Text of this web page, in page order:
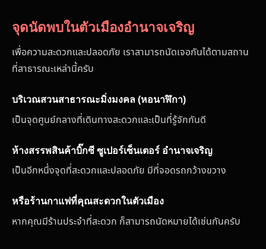
จุดนัดพบในตัวเมืองอำนาจเจริญ
เพื่อความสะดวกและปลอดภัย เราสามารถนัดเจอกันได้ตามสถาน
ที่สาธารณะเหล่านี้ครับ
บริเวณสวนสาธารณะมิ่งมงคล (หอนาฬิกา)
เป็นจุดศูนย์กลางที่เดินทางสะดวกและเป็นที่รู้จักกันดี
ห้างสรรพสินค้าบิ๊กซี ซูเปอร์เซ็นเตอร์ อำนาจเจริญ
เป็นอีกหนึ่งจุดที่สะดวกและปลอดภัย มีที่จอดรถกว้างขวาง
หรือร้านกาแฟที่คุณสะดวกในตัวเมือง
หากคุณมีร้านประจำที่สะดวก ก็สามารถนัดหมายได้เช่นกันครับ